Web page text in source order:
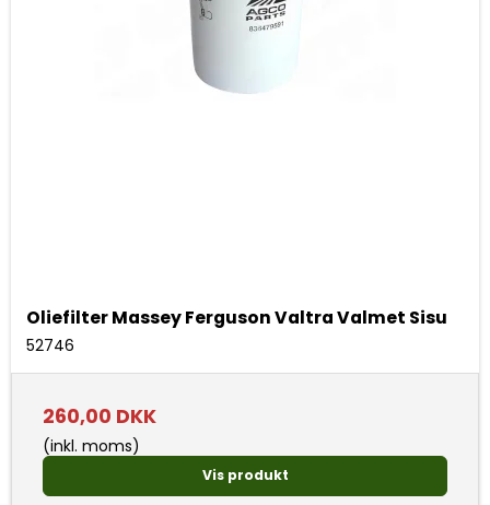
Oliefilter Massey Ferguson Valtra Valmet Sisu
52746
260,00 DKK
(inkl. moms)
Vis produkt